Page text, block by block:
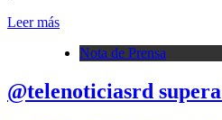
Leer más
Nota de Prensa
@telenoticiasrd